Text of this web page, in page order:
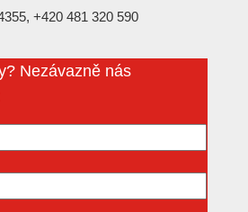
+420 481 320 590
Nezávazně nás